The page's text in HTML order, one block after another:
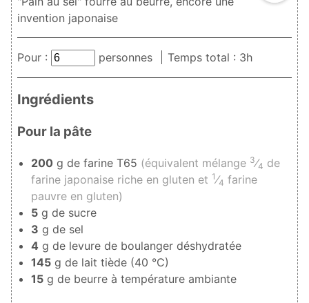
invention japonaise
Pour : personnes Temps total : 3h
Ingrédients
Pour la pâte
200 g de farine T65 (équivalent mélange 3⁄4 de
farine japonaise riche en gluten et 1⁄4 farine
pauvre en gluten)
5 g de sucre
3 g de sel
4 g de levure de boulanger déshydratée
145 g de lait tiède (40 °C)
15 g de beurre à température ambiante